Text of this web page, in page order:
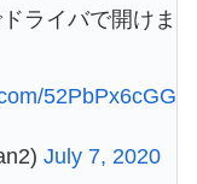
ライバで開けま
52PbPx6cGG
July 7, 2020